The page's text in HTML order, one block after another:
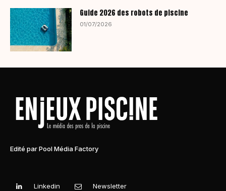
Guide 2026 des robots de piscine
01/07/2026
Edité par Pool Média Factory
Linkedin Newsletter